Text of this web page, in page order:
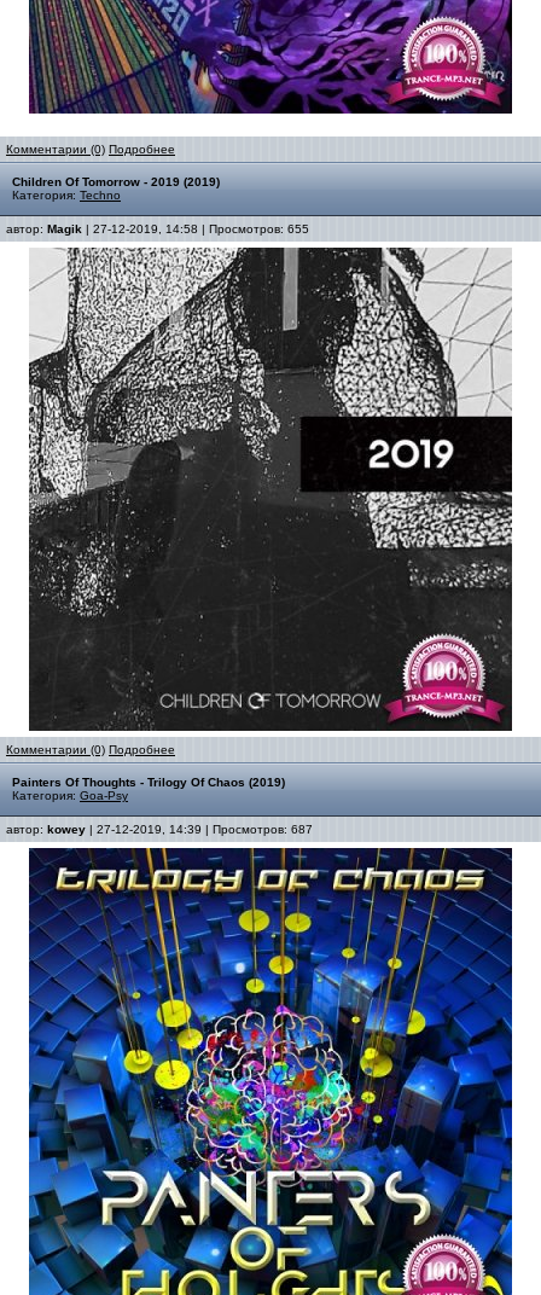
Комментарии (0) Подробнее
Children Of Tomorrow - 2019 (2019)
Категория: Techno
автор: Magik | 27-12-2019, 14:58 | Просмотров: 655
Комментарии (0) Подробнее
Painters Of Thoughts - Trilogy Of Chaos (2019)
Категория: Goa-Psy
автор: kowey | 27-12-2019, 14:39 | Просмотров: 687